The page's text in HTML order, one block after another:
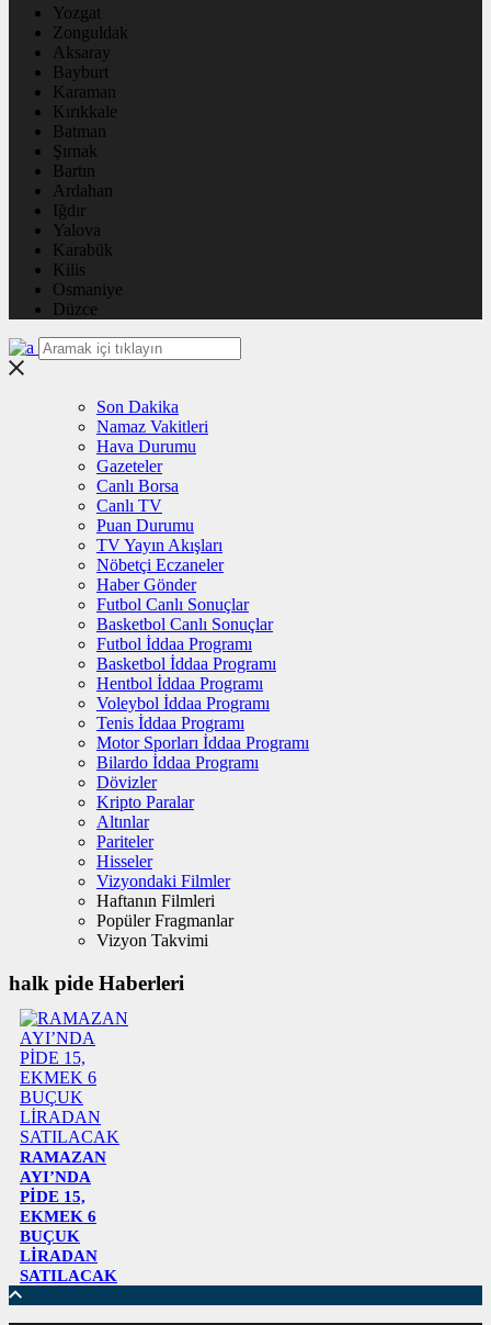
Yozgat
Zonguldak
Aksaray
Bayburt
Karaman
Kırıkkale
Batman
Şırnak
Bartın
Ardahan
Iğdır
Yalova
Karabük
Kilis
Osmaniye
Düzce
Son Dakika
Namaz Vakitleri
Hava Durumu
Gazeteler
Canlı Borsa
Canlı TV
Puan Durumu
TV Yayın Akışları
Nöbetçi Eczaneler
Haber Gönder
Futbol Canlı Sonuçlar
Basketbol Canlı Sonuçlar
Futbol İddaa Programı
Basketbol İddaa Programı
Hentbol İddaa Programı
Voleybol İddaa Programı
Tenis İddaa Programı
Motor Sporları İddaa Programı
Bilardo İddaa Programı
Dövizler
Kripto Paralar
Altınlar
Pariteler
Hisseler
Vizyondaki Filmler
Haftanın Filmleri
Popüler Fragmanlar
Vizyon Takvimi
halk pide Haberleri
RAMAZAN
AYI’NDA
PİDE 15,
EKMEK 6
BUÇUK
LİRADAN
SATILACAK